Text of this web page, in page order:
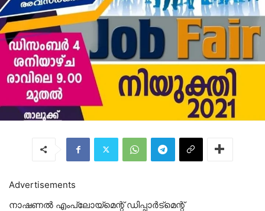
Advertisements
നാഷണൽ എംപ്ലോയ്‌മെന്റ് ഡിപ്പാർട്മെന്റ്